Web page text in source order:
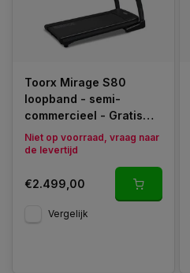
Toorx Mirage S80
loopband - semi-
commercieel - Gratis
Montage
Niet op voorraad, vraag naar
de levertijd
€2.499,00
Vergelijk